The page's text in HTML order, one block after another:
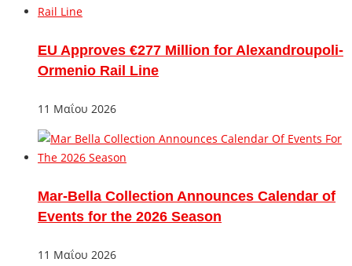
EU Approves €277 Million for Alexandroupoli-
Ormenio Rail Line
11 Μαΐου 2026
Mar-Bella Collection Announces Calendar of
Events for the 2026 Season
11 Μαΐου 2026